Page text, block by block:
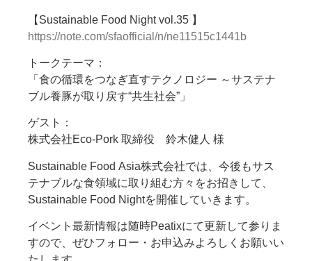
【Sustainable Food Night vol.35 】
https://note.com/sfaofficial/n/ne11515c1441b
トークテーマ：
「食の循環をつなぎ直すテクノロジー ～サステナ
ブル養豚が取り戻す“共生社会”」
ゲスト：
株式会社Eco-Pork 取締役 鈴木健人 様
Sustainable Food Asia株式会社では、今後もサス
テナブルな食領域に取り組む方々をお招きして、
Sustainable Food Nightを開催していきます。
イベント最新情報は随時Peatixにて更新して参りま
すので、ぜひフォロー・お申込みよろしくお願いい